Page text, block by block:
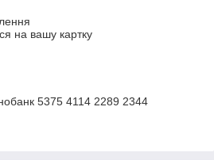
на вашу картку
5375 4114 2289 2344